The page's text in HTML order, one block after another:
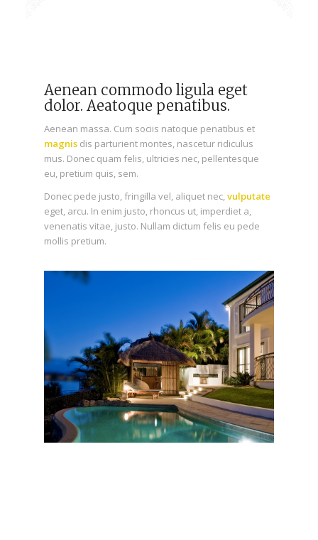
Aenean commodo ligula eget
dolor. Aeatoque penatibus.
Aenean massa. Cum sociis natoque penatibus et
magnis dis parturient montes, nascetur ridiculus
mus. Donec quam felis, ultricies nec, pellentesque
eu, pretium quis, sem.
Donec pede justo, fringilla vel, aliquet nec,vulputate
eget, arcu. In enim justo, rhoncus ut, imperdiet a,
venenatis vitae, justo. Nullam dictum felis eu pede
mollis pretium.